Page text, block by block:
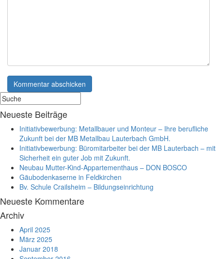
Neueste Beiträge
Initiativbewerbung: Metallbauer und Monteur – Ihre berufliche
Zukunft bei der MB Metallbau Lauterbach GmbH.
Initiativbewerbung: Büromitarbeiter bei der MB Lauterbach – mit
Sicherheit ein guter Job mit Zukunft.
Neubau Mutter-Kind-Appartementhaus – DON BOSCO
Gäubodenkaserne in Feldkirchen
Bv. Schule Crailsheim – Bildungseinrichtung
Neueste Kommentare
Archiv
April 2025
März 2025
Januar 2018